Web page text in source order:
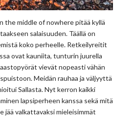
the middle of nowhere pitää kyllä
salaisuuden. Täällä on
koko perheelle. Retkeilyreitit
ovat kauniita, tunturin juurella
vievät nopeasti vähän
Meidän rauhaa ja väljyyttä
Sallasta. Nyt kerron kaikki
lapsiperheen kanssa sekä mitä
jää valkattavaksi mieleisimmät